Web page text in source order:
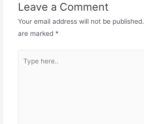
Leave a Comment
Your email address will not be published.
are marked *